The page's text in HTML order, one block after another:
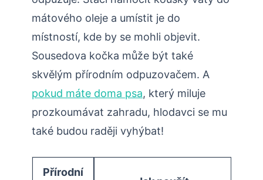
mátového oleje a umístit‍ je do
místností, kde by se mohli objevit.
Sousedova kočka může být také
skvělým přírodním odpuzovačem. A
pokud máte doma psa, který miluje
prozkoumávat zahradu, hlodavci se mu
také budou raději vyhýbat!
Přírodní